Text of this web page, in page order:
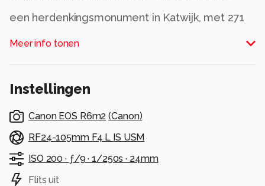
een herdenkingsmonument in Katwijk, met 271
Meer info tonen
Instellingen
Canon EOS R6m2 (Canon)
RF24-105mm F4 L IS USM
ISO 200 · ƒ/9 ·1/250s · 24mm
Flits uit